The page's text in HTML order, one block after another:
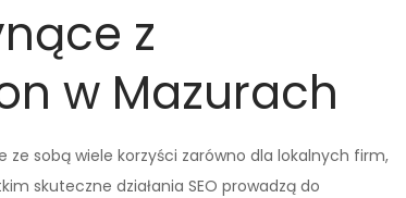
z
w Mazurach
sobą wiele korzyści zarówno dla lokalnych firm,
skuteczne działania SEO prowadzą do